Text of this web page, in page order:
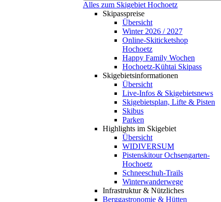
Alles zum Skigebiet Hochoetz
Skipasspreise
Übersicht
Winter 2026 / 2027
Online-Skiticketshop
Hochoetz
Happy Family Wochen
Hochoetz-Kühtai Skipass
Skigebietsinformationen
Übersicht
Live-Infos & Skigebietsnews
Skigebietsplan, Lifte & Pisten
Skibus
Parken
Highlights im Skigebiet
Übersicht
WIDIVERSUM
Pistenskitour Ochsengarten-
Hochoetz
Schneeschuh-Trails
Winterwanderwege
Infrastruktur & Nützliches
Berggastronomie & Hütten